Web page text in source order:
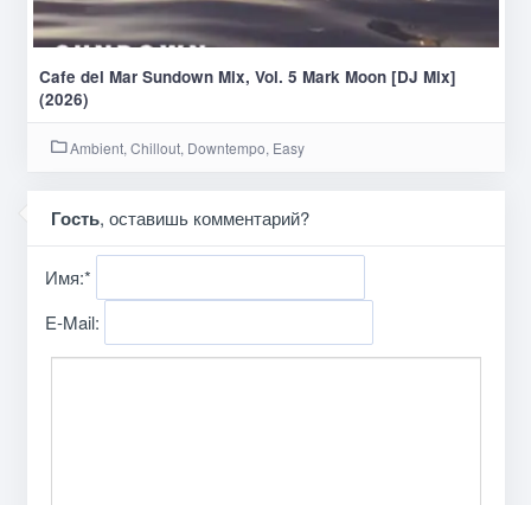
Cafe del Mar Sundown Mix, Vol. 5 Mark Moon [DJ Mix]
(2026)
Ambient, Chillout, Downtempo, Easy
Гость, оставишь комментарий?
Имя:*
E-Mail: